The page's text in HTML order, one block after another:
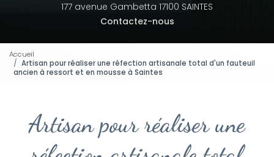
177 avenue Gambetta 17100 SAINTES
Contactez-nous
Accueil
Artisan pour réaliser une réfection artisanale total d'un fauteuil
ancien à ressort et en mousse à Saintes
Artisan pour réaliser une